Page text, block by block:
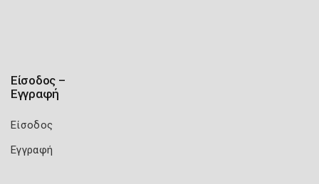
Είσοδος –
Εγγραφή
Είσοδος
Εγγραφή